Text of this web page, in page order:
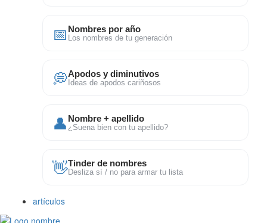
📅 Nombres por año
Los nombres de tu generación
💭Apodos y diminutivos
Ideas de apodos cariñosos
👤 Nombre + apellido
¿Suena bien con tu apellido?
👋Tinder de nombres
Desliza sí / no para armar tu lista
artículos